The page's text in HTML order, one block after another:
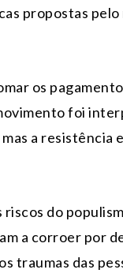
propostas
os
foi
a resistência
do
a corroer por
traumas das